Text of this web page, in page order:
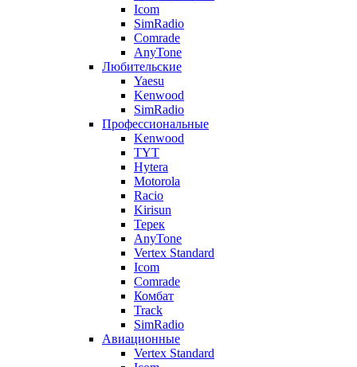
Icom
SimRadio
Comrade
AnyTone
Любительские
Yaesu
Kenwood
SimRadio
Профессиональные
Kenwood
TYT
Hytera
Motorola
Racio
Kirisun
Терек
AnyTone
Vertex Standard
Icom
Comrade
Комбат
Track
SimRadio
Авиационные
Vertex Standard